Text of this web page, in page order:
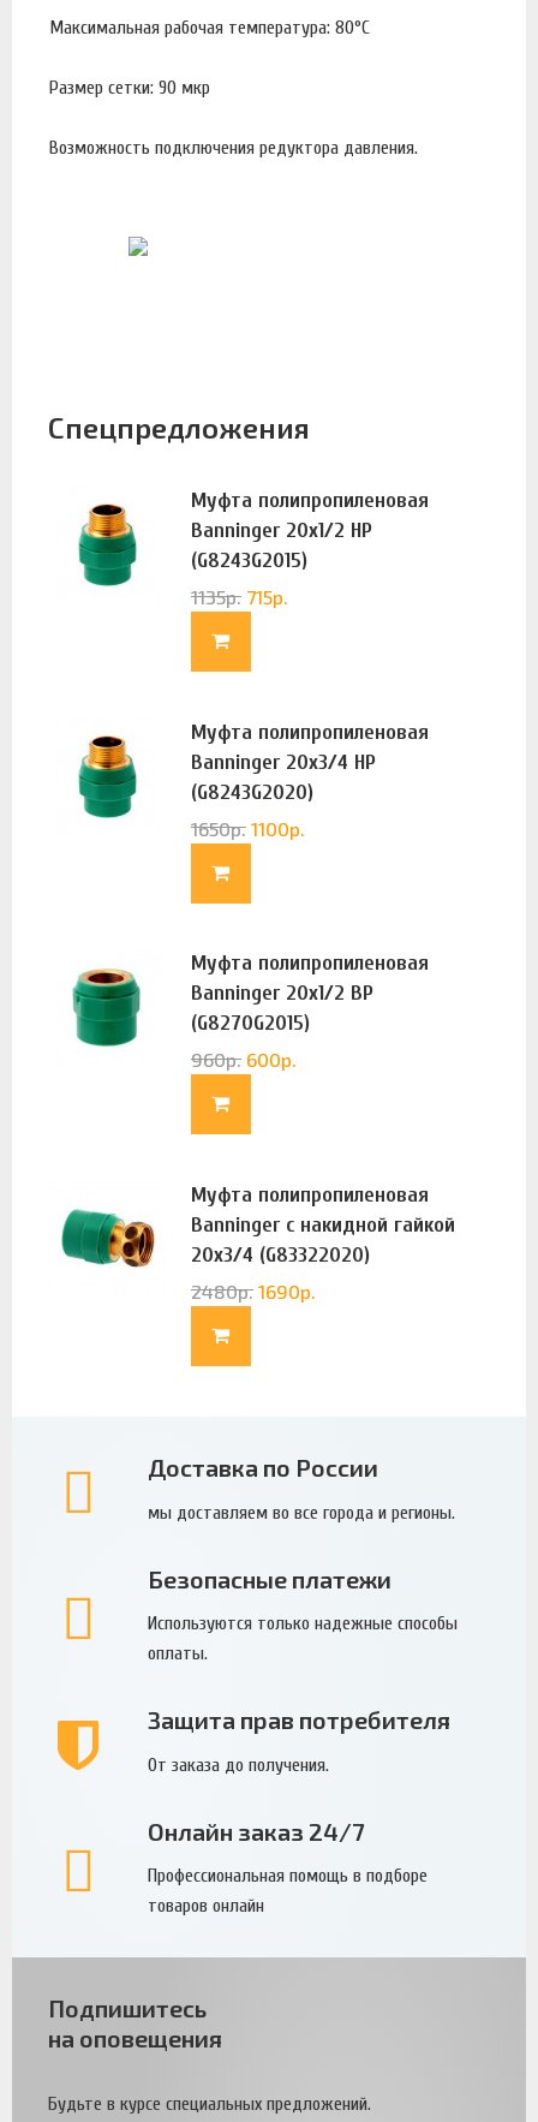
Максимальная рабочая температура: 80°С
Размер сетки: 90 мкр
Возможность подключения редуктора давления.
Спецпредложения
Муфта полипропиленовая
Banninger 20х1/2 НР
(G8243G2015)
1135р. 715р.
Муфта полипропиленовая
Banninger 20х3/4 НР
(G8243G2020)
1650р. 1100р.
Муфта полипропиленовая
Banninger 20х1/2 ВР
(G8270G2015)
960р. 600р.
Муфта полипропиленовая
Banninger с накидной гайкой
20х3/4 (G83322020)
2480р. 1690р.
Доставка по России
мы доставляем во все города и регионы.
Безопасные платежи
Используются только надежные способы
оплаты.
Защита прав потребителя
От заказа до получения.
Онлайн заказ 24/7
Профессиональная помощь в подборе
товаров онлайн
Подпишитесь
на оповещения
Будьте в курсе специальных предложений.